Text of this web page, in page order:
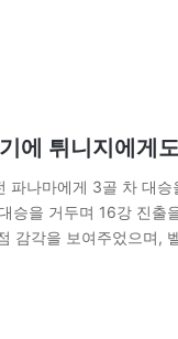
에 튀니지에게
파나마에게 3골 차 대
승을 거두며 16강 진출
감각을 보여주었으며,